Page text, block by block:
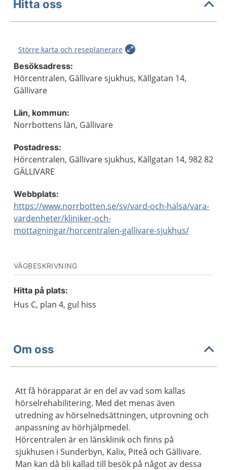
Hitta oss
Större karta och reseplanerare
Besöksadress:
Hörcentralen, Gällivare sjukhus, Källgatan 14,
Gällivare
Län, kommun:
Norrbottens län, Gällivare
Postadress:
Hörcentralen, Gällivare sjukhus, Källgatan 14, 982 82
GÄLLIVARE
Webbplats:
https://www.norrbotten.se/sv/vard-och-halsa/vara-
vardenheter/kliniker-och-
mottagningar/horcentralen-gallivare-sjukhus/
VÄGBESKRIVNING
Hitta på plats:
Hus C, plan 4, gul hiss
Om oss
Att få hörapparat är en del av vad som kallas
hörselrehabilitering. Med det menas även
utredning av hörselnedsättningen, utprovning och
anpassning av hörhjälpmedel.
Hörcentralen är en länsklinik och finns på
sjukhusen i Sunderbyn, Kalix, Piteå och Gällivare.
Man kan då bli kallad till besök på något av dessa